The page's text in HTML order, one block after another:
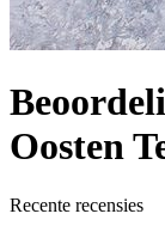
Oosten
Recente recensies